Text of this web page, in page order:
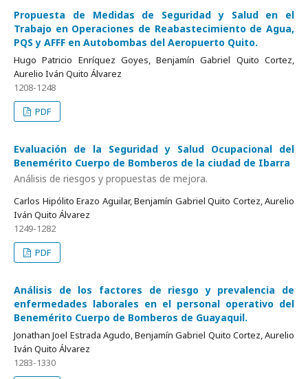
Propuesta de Medidas de Seguridad y Salud en el
Trabajo en Operaciones de Reabastecimiento de Agua,
PQS y AFFF en Autobombas del Aeropuerto Quito.
Hugo Patricio Enríquez Goyes, Benjamín Gabriel Quito Cortez,
Aurelio Iván Quito Álvarez
1208-1248
PDF
Evaluación de la Seguridad y Salud Ocupacional del
Benemérito Cuerpo de Bomberos de la ciudad de Ibarra
Análisis de riesgos y propuestas de mejora.
Carlos Hipólito Erazo Aguilar, Benjamín Gabriel Quito Cortez, Aurelio
Iván Quito Álvarez
1249-1282
PDF
Análisis de los factores de riesgo y prevalencia de
enfermedades laborales en el personal operativo del
Benemérito Cuerpo de Bomberos de Guayaquil.
Jonathan Joel Estrada Agudo, Benjamín Gabriel Quito Cortez, Aurelio
Iván Quito Álvarez
1283-1330